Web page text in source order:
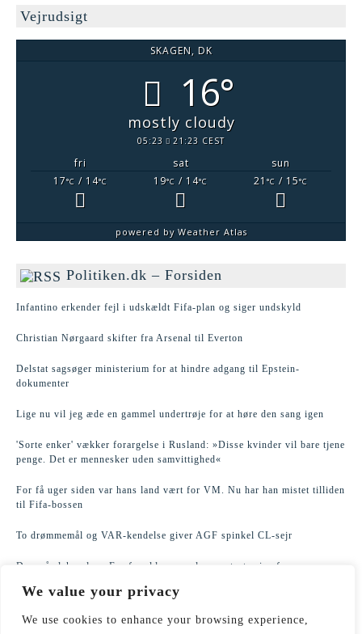
We value your privacy
We use cookies to enhance your browsing experience,
Vejrudsigt
SKAGEN, DK
16°
mostly cloudy
05:23 21:23 CEST
fri sat
sun
17°C / 14°C 19°C / 14°C 21°C / 15°C
powered by Weather Atlas
Politiken.dk – Forsiden
Infantino erkender fejl i udskældt Fifa-plan og siger undskyld
Christian Nørgaard skifter fra Arsenal til Everton
Delstat sagsøger ministerium for at hindre adgang til Epstein-
dokumenter
Lige nu vil jeg æde en gammel undertrøje for at høre den sang igen
'Sorte enker' vækker forargelse i Rusland: »Disse kvinder vil bare tjene
penge. Det er mennesker uden samvittighed«
For få uger siden var hans land vært for VM. Nu har han mistet tilliden
til Fifa-bossen
To drømmemål og VAR-kendelse giver AGF spinkel CL-sejr
De små elsker dem. For forældrene er de »ren tortur i sofaen«
Politiet bliver kaldt ud til rekordmange nabokonflikter
Ny premierminister overvejer kulegravning af Epsteins britiske